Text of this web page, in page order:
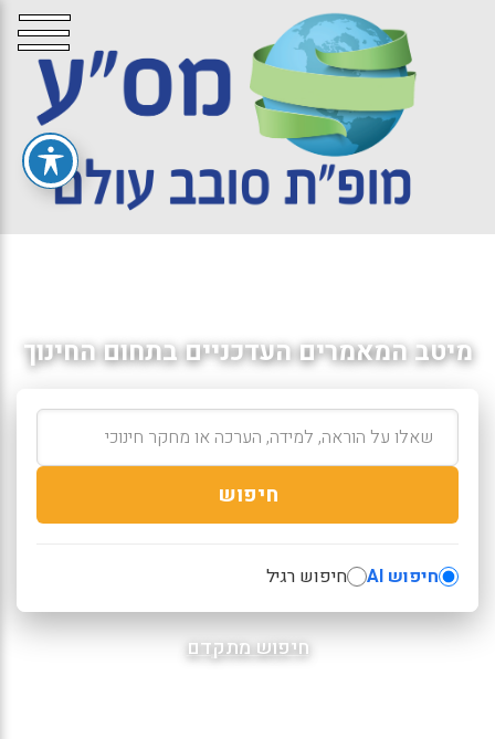
מיטב המאמרים העדכניים בתחום החינוך
חיפוש
חיפוש AI חיפוש רגיל
חיפוש מתקדם